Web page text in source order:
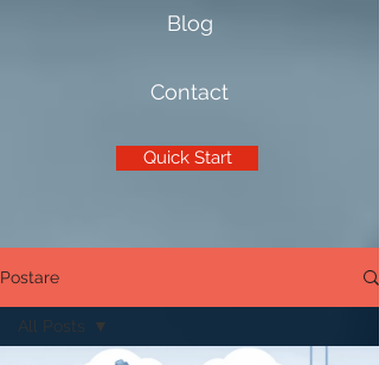
Blog
Quick Start
Contact
Postare
All Posts